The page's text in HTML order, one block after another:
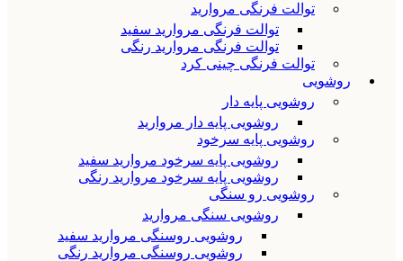
توالت فرنگی مروارید
توالت فرنگی مروارید سفید
توالت فرنگی مروارید رنگی
توالت فرنگی چینی کرد
روشویی
روشویی پایه دار
روشویی پایه دار مروارید
روشویی پایه سرخود
روشویی پایه سرخود مروارید سفید
روشویی پایه سرخود مروارید رنگی
روشویی رو سنگی
روشویی سنگی مروارید
روشویی روسنگی مروارید سفید
روشویی روسنگی مروارید رنگی